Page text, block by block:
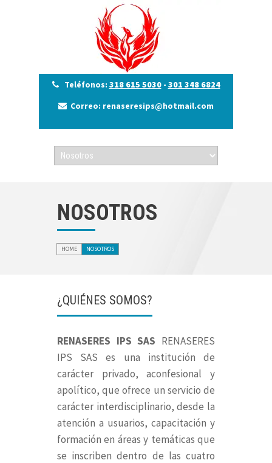
Teléfonos: 318 615 5030- 301 348 6824
Correo: renaseresips@hotmail.com
NOSOTROS
HOME NOSOTROS
¿QUIÉNES SOMOS?
RENASERES IPS SAS RENASERES
IPS SAS es una institución de
carácter privado, aconfesional y
apolítico, que ofrece un servicio de
carácter interdisciplinario, desde la
atención a usuarios, capacitación y
formación en áreas y temáticas que
se inscriben dentro de las cuatro